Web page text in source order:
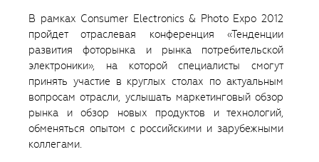
В рамках Consumer Electronics & Photo Expo 2012
пройдет отраслевая конференция «Тенденции
развития фоторынка и рынка потребительской
электроники», на которой специалисты смогут
принять участие в круглых столах по актуальным
вопросам отрасли, услышать маркетинговый обзор
рынка и обзор новых продуктов и технологий,
обменяться опытом с российскими и зарубежными
коллегами.